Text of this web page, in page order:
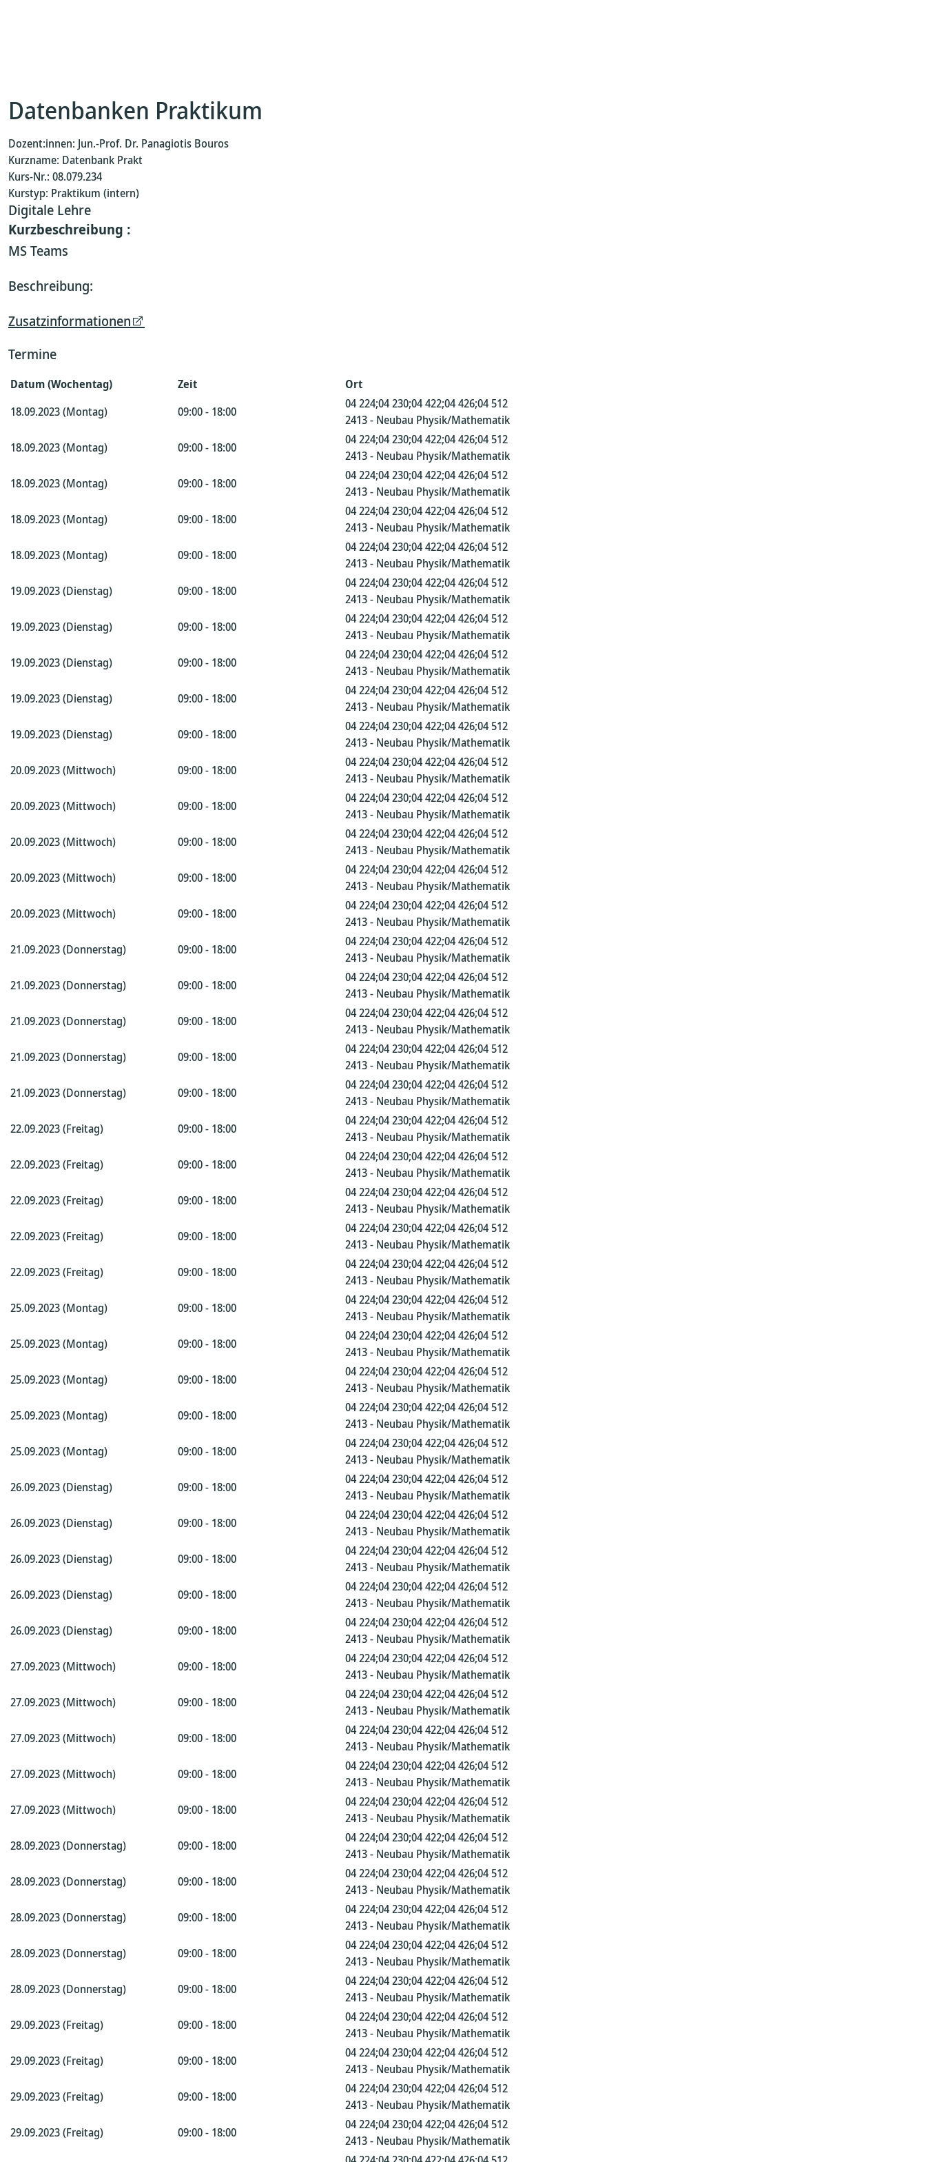
Datenbanken Praktikum
Dozent:innen: Jun.-Prof. Dr. Panagiotis Bouros
Kurzname: Datenbank Prakt
Kurs-Nr.: 08.079.234
Kurstyp: Praktikum (intern)
Digitale Lehre
Kurzbeschreibung :
MS Teams
Beschreibung:
Zusatzinformationen
Termine
Datum (Wochentag) Zeit
Ort
18.09.2023 (Montag)
09:00 - 18:00
04 224;04 230;04 422;04 426;04 512
2413 - Neubau Physik/Mathematik
18.09.2023 (Montag)
09:00 - 18:00
04 224;04 230;04 422;04 426;04 512
2413 - Neubau Physik/Mathematik
18.09.2023 (Montag)
09:00 - 18:00
04 224;04 230;04 422;04 426;04 512
2413 - Neubau Physik/Mathematik
18.09.2023 (Montag)
09:00 - 18:00
04 224;04 230;04 422;04 426;04 512
2413 - Neubau Physik/Mathematik
18.09.2023 (Montag)
09:00 - 18:00
04 224;04 230;04 422;04 426;04 512
2413 - Neubau Physik/Mathematik
19.09.2023 (Dienstag)
09:00 - 18:00
04 224;04 230;04 422;04 426;04 512
2413 - Neubau Physik/Mathematik
19.09.2023 (Dienstag)
09:00 - 18:00
04 224;04 230;04 422;04 426;04 512
2413 - Neubau Physik/Mathematik
19.09.2023 (Dienstag)
09:00 - 18:00
04 224;04 230;04 422;04 426;04 512
2413 - Neubau Physik/Mathematik
19.09.2023 (Dienstag)
09:00 - 18:00
04 224;04 230;04 422;04 426;04 512
2413 - Neubau Physik/Mathematik
19.09.2023 (Dienstag)
09:00 - 18:00
04 224;04 230;04 422;04 426;04 512
2413 - Neubau Physik/Mathematik
20.09.2023 (Mittwoch)
09:00 - 18:00
04 224;04 230;04 422;04 426;04 512
2413 - Neubau Physik/Mathematik
20.09.2023 (Mittwoch)
09:00 - 18:00
04 224;04 230;04 422;04 426;04 512
2413 - Neubau Physik/Mathematik
20.09.2023 (Mittwoch)
09:00 - 18:00
04 224;04 230;04 422;04 426;04 512
2413 - Neubau Physik/Mathematik
20.09.2023 (Mittwoch)
09:00 - 18:00
04 224;04 230;04 422;04 426;04 512
2413 - Neubau Physik/Mathematik
20.09.2023 (Mittwoch)
09:00 - 18:00
04 224;04 230;04 422;04 426;04 512
2413 - Neubau Physik/Mathematik
21.09.2023 (Donnerstag)
09:00 - 18:00
04 224;04 230;04 422;04 426;04 512
2413 - Neubau Physik/Mathematik
21.09.2023 (Donnerstag)
09:00 - 18:00
04 224;04 230;04 422;04 426;04 512
2413 - Neubau Physik/Mathematik
21.09.2023 (Donnerstag)
09:00 - 18:00
04 224;04 230;04 422;04 426;04 512
2413 - Neubau Physik/Mathematik
21.09.2023 (Donnerstag)
09:00 - 18:00
04 224;04 230;04 422;04 426;04 512
2413 - Neubau Physik/Mathematik
21.09.2023 (Donnerstag)
09:00 - 18:00
04 224;04 230;04 422;04 426;04 512
2413 - Neubau Physik/Mathematik
22.09.2023 (Freitag)
09:00 - 18:00
04 224;04 230;04 422;04 426;04 512
2413 - Neubau Physik/Mathematik
22.09.2023 (Freitag)
09:00 - 18:00
04 224;04 230;04 422;04 426;04 512
2413 - Neubau Physik/Mathematik
22.09.2023 (Freitag)
09:00 - 18:00
04 224;04 230;04 422;04 426;04 512
2413 - Neubau Physik/Mathematik
22.09.2023 (Freitag)
09:00 - 18:00
04 224;04 230;04 422;04 426;04 512
2413 - Neubau Physik/Mathematik
22.09.2023 (Freitag)
09:00 - 18:00
04 224;04 230;04 422;04 426;04 512
2413 - Neubau Physik/Mathematik
25.09.2023 (Montag)
09:00 - 18:00
04 224;04 230;04 422;04 426;04 512
2413 - Neubau Physik/Mathematik
25.09.2023 (Montag)
09:00 - 18:00
04 224;04 230;04 422;04 426;04 512
2413 - Neubau Physik/Mathematik
25.09.2023 (Montag)
09:00 - 18:00
04 224;04 230;04 422;04 426;04 512
2413 - Neubau Physik/Mathematik
25.09.2023 (Montag)
09:00 - 18:00
04 224;04 230;04 422;04 426;04 512
2413 - Neubau Physik/Mathematik
25.09.2023 (Montag)
09:00 - 18:00
04 224;04 230;04 422;04 426;04 512
2413 - Neubau Physik/Mathematik
26.09.2023 (Dienstag)
09:00 - 18:00
04 224;04 230;04 422;04 426;04 512
2413 - Neubau Physik/Mathematik
26.09.2023 (Dienstag)
09:00 - 18:00
04 224;04 230;04 422;04 426;04 512
2413 - Neubau Physik/Mathematik
26.09.2023 (Dienstag)
09:00 - 18:00
04 224;04 230;04 422;04 426;04 512
2413 - Neubau Physik/Mathematik
26.09.2023 (Dienstag)
09:00 - 18:00
04 224;04 230;04 422;04 426;04 512
2413 - Neubau Physik/Mathematik
26.09.2023 (Dienstag)
09:00 - 18:00
04 224;04 230;04 422;04 426;04 512
2413 - Neubau Physik/Mathematik
27.09.2023 (Mittwoch)
09:00 - 18:00
04 224;04 230;04 422;04 426;04 512
2413 - Neubau Physik/Mathematik
27.09.2023 (Mittwoch)
09:00 - 18:00
04 224;04 230;04 422;04 426;04 512
2413 - Neubau Physik/Mathematik
27.09.2023 (Mittwoch)
09:00 - 18:00
04 224;04 230;04 422;04 426;04 512
2413 - Neubau Physik/Mathematik
27.09.2023 (Mittwoch)
09:00 - 18:00
04 224;04 230;04 422;04 426;04 512
2413 - Neubau Physik/Mathematik
27.09.2023 (Mittwoch)
09:00 - 18:00
04 224;04 230;04 422;04 426;04 512
2413 - Neubau Physik/Mathematik
28.09.2023 (Donnerstag)
09:00 - 18:00
04 224;04 230;04 422;04 426;04 512
2413 - Neubau Physik/Mathematik
28.09.2023 (Donnerstag)
09:00 - 18:00
04 224;04 230;04 422;04 426;04 512
2413 - Neubau Physik/Mathematik
28.09.2023 (Donnerstag)
09:00 - 18:00
04 224;04 230;04 422;04 426;04 512
2413 - Neubau Physik/Mathematik
28.09.2023 (Donnerstag)
09:00 - 18:00
04 224;04 230;04 422;04 426;04 512
2413 - Neubau Physik/Mathematik
28.09.2023 (Donnerstag)
09:00 - 18:00
04 224;04 230;04 422;04 426;04 512
2413 - Neubau Physik/Mathematik
29.09.2023 (Freitag)
09:00 - 18:00
04 224;04 230;04 422;04 426;04 512
2413 - Neubau Physik/Mathematik
29.09.2023 (Freitag)
09:00 - 18:00
04 224;04 230;04 422;04 426;04 512
2413 - Neubau Physik/Mathematik
29.09.2023 (Freitag)
09:00 - 18:00
04 224;04 230;04 422;04 426;04 512
2413 - Neubau Physik/Mathematik
29.09.2023 (Freitag)
09:00 - 18:00
04 224;04 230;04 422;04 426;04 512
2413 - Neubau Physik/Mathematik